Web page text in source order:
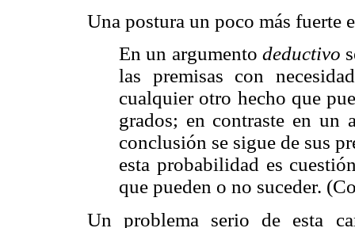
Una postura un poco más fuerte
En un argumento deductivo
las premisas con
cualquier otro hecho que
grados; en contraste en un
conclusión se sigue de sus
esta probabilidad es
que pueden o no suceder.
Un problema serio de esta